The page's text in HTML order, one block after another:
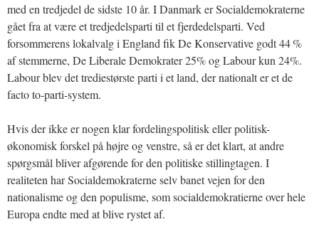
med en tredjedel de sidste 10 år. I Danmark er Socialdemokraterne
gået fra at være et tredjedelsparti til et fjerdedelsparti. Ved
forsommerens lokalvalg i England fik De Konservative godt 44 %
af stemmerne, De Liberale Demokrater 25% og Labour kun 24%.
Labour blev det trediestørste parti i et land, der nationalt er et de
facto to-parti-system.
Hvis der ikke er nogen klar fordelingspolitisk eller politisk-
økonomisk forskel på højre og venstre, så er det klart, at andre
spørgsmål bliver afgørende for den politiske stillingtagen. I
realiteten har Socialdemokraterne selv banet vejen for den
nationalisme og den populisme, som socialdemokratierne over hele
Europa endte med at blive rystet af.